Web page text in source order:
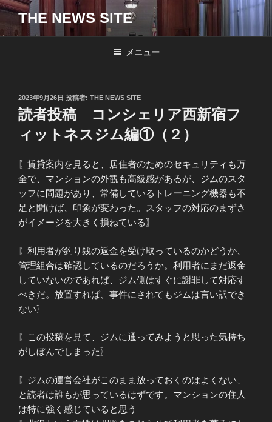
コ
テ
THE NEWS SITE
メニュー
投
稿
日:
2023年9月26日 投稿者: THE NEWS SITE
読者投稿 コンシェリア西新宿フ
ィットネスジム編①（２）
〖賃貸案内を見ると、居住者のためのセキュリティも万
全で、マンションの外観も高級感があるが、ジムのスタ
ッフに問題があり、常備しているトレーニング機器も不
足と聞けば、印象が変わった。スタッフの対応のまずさ
がイメージを大きく損ねている〗
〖利用者が釣り銭の返金を受け取っているのかどうか、
管理組合は確認しているのだろうか。利用者にまだ返金
していないのであれば、ジム側はすぐに謝罪して対応す
べきだ。放置すれば、事件にされてもジムは言い訳でき
ない〗
〖この投稿を見て、ジムに通ってみようと思った気持ち
がしぼんでしまった〗
〖ジムの運営会社がこのまま放っておくのはよくない、
と読者は誰もが思っているはずです。マンションの住人
は特に強く感じていると思う